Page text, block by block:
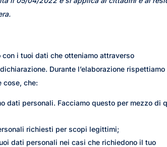
i tuoi dati che otteniamo attraverso
Durante l’elaborazione rispettiamo
cose, che:
dati personali. Facciamo questo per mezzo di
richiesti per scopi legittimi;
dati personali nei casi che richiedono il tuo